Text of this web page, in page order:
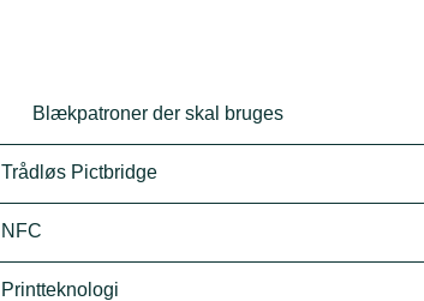
Blækpatroner der skal bruges
Trådløs Pictbridge
NFC
Printteknologi